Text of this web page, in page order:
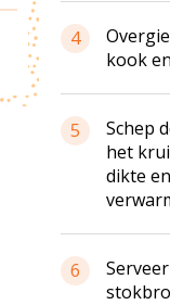
4
kook
5
Schep
het
dikte
6